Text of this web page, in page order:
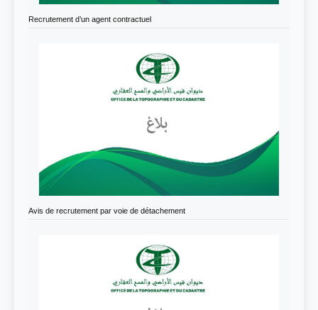
Recrutement d’un agent contractuel
Avis de recrutement par voie de détachement